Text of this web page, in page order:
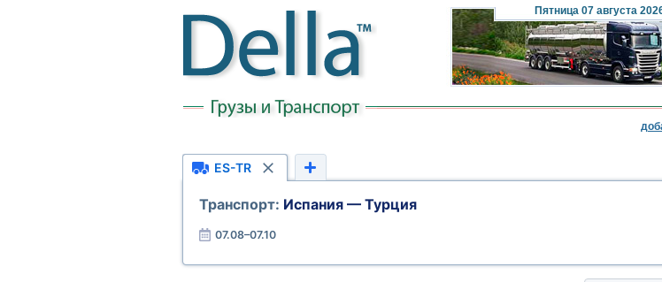
Пятница07 августа
ES-TR
Транспорт: Испания — Турция
07.08–07.10